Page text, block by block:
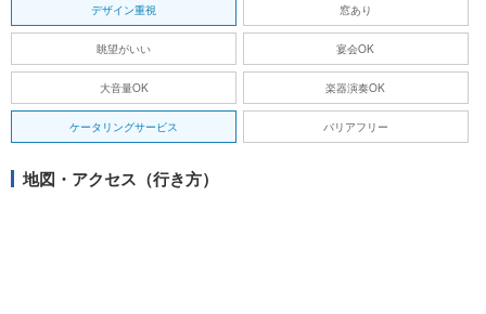
デザイン重視 窓あり
眺望がいい 宴会OK
大音量OK 楽器演奏OK
ケータリングサービス バリアフリー
地図・アクセス（行き方）